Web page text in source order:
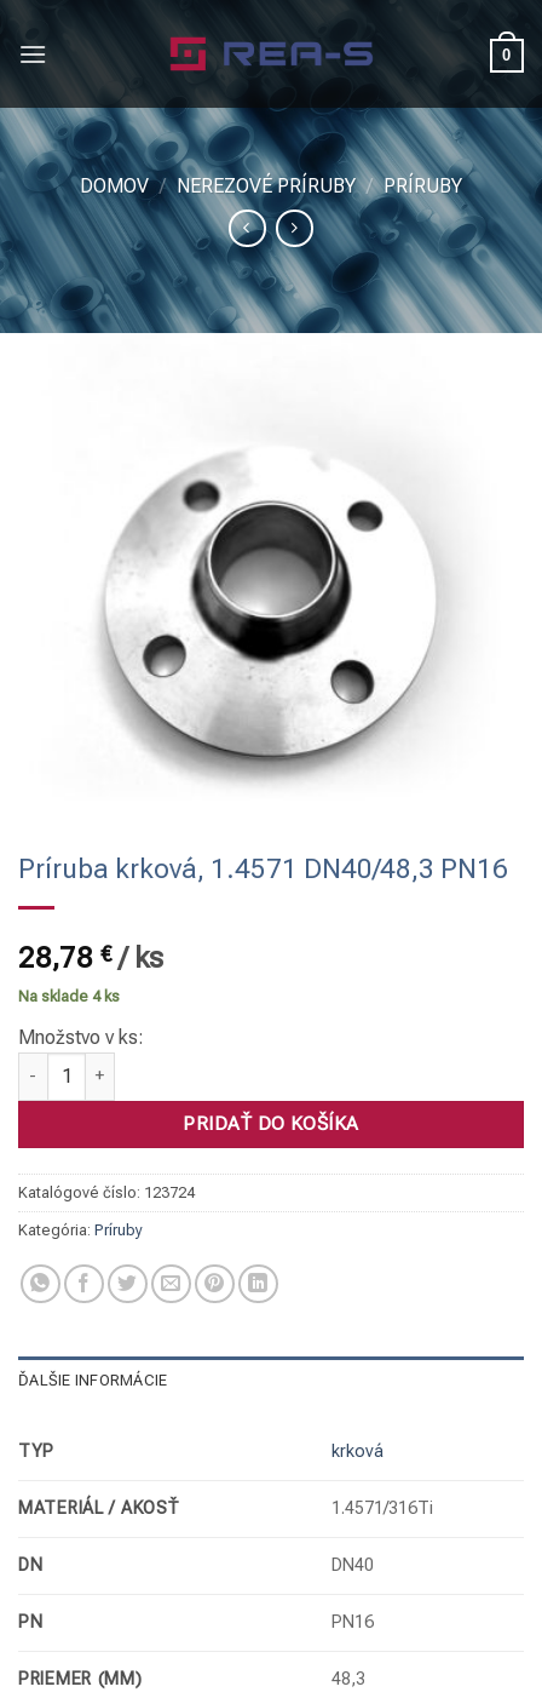
0
DOMOV / NEREZOVÉ PRÍRUBY / PRÍRUBY
Príruba krková, 1.4571 DN40/48,3 PN16
28,78 €/ ks
Na sklade 4 ks
Množstvo v ks:
množstvo Príruba krková, 1.4571 DN40/48,3 PN16
PRIDAŤ DO KOŠÍKA
Katalógové číslo: 123724
Kategória: Príruby
ĎALŠIE INFORMÁCIE
TYP krková
MATERIÁL / AKOSŤ 1.4571/316Ti
DN DN40
PN PN16
PRIEMER (MM) 48,3